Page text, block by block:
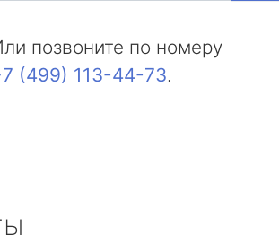
позвоните по номеру
(499) 113-44-73.